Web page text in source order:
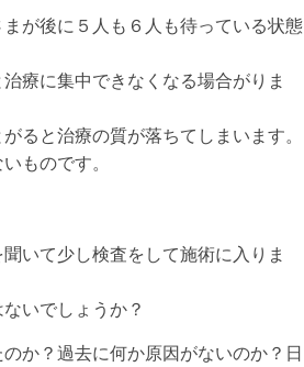
が後に５人も６人も待っている状態
療に集中できなくなる場合がりま
ると治療の質が落ちてしまいます。
ものです。
いて少し検査をして施術に入りま
いでしょうか？
か？過去に何か原因がないのか？日